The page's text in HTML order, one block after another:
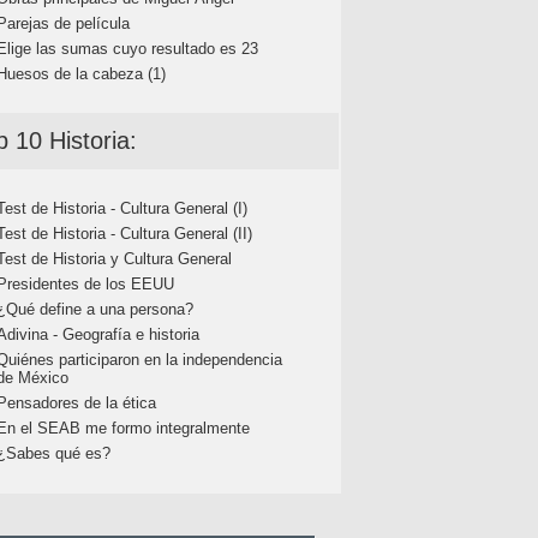
de película
las sumas cuyo resultado es 23
de la cabeza (1)
10 Historia:
de Historia - Cultura General (I)
de Historia - Cultura General (II)
de Historia y Cultura General
de los EEUU
define a una persona?
- Geografía e historia
participaron en la independencia
México
de la ética
el SEAB me formo integralmente
qué es?